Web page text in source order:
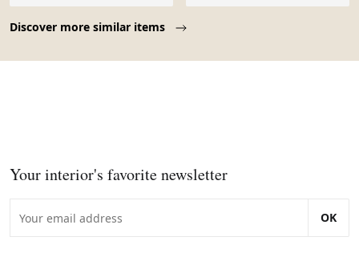
Discover more similar items
Your interior's favorite newsletter
OK